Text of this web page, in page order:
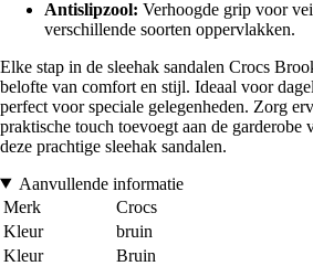
Antislipzool: Verhoogde grip voor
verschillende soorten oppervlakken.
Elke stap in de sleehak sandalen Crocs
belofte van comfort en stijl. Ideaal voor
perfect voor speciale gelegenheden. Zorg
praktische touch toevoegt aan de garderobe
deze prachtige sleehak sandalen.
Aanvullende informatie
Merk
Crocs
Kleur
bruin
Kleur
Bruin